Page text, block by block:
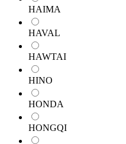
HAIMA
HAVAL
HAWTAI
HINO
HONDA
HONGQI